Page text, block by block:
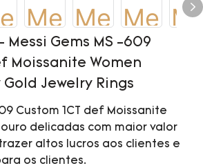
Messi Gems MS -609
Moissanite Women
Jewelry Rings
Custom 1CT def Moissanite
delicadas com maior valor
altos lucros aos clientes e
os clientes.